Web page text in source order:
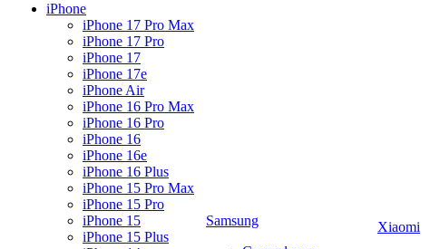
iPhone
iPhone 17 Pro Max
iPhone 17 Pro
iPhone 17
iPhone 17e
iPhone Air
iPhone 16 Pro Max
iPhone 16 Pro
iPhone 16
iPhone 16e
iPhone 16 Plus
iPhone 15 Pro Max
iPhone 15 Pro
iPhone 15
iPhone 15 Plus
Samsung
Xiaomi